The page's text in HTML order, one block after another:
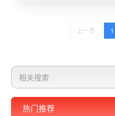
很多人选择在假日充电
销售同比增长24%，经
夸克的数据还显示，热门
为：拍照搜题、外语查
文档扫描。五一前三天
比增长41%，其中数码家
上一页 1
热门推荐